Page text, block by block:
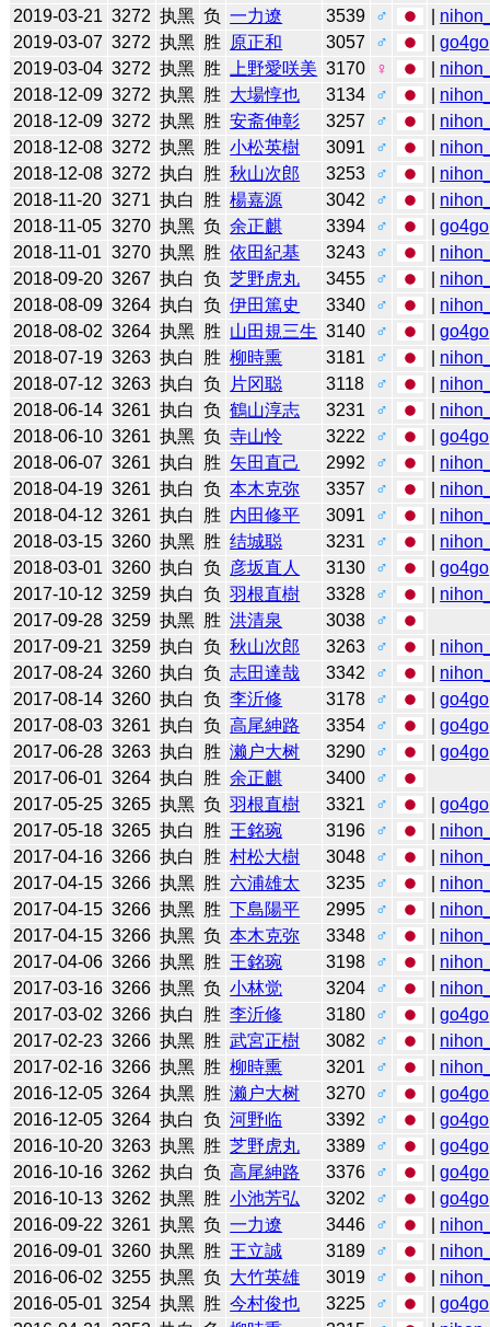
2019-03-21 3272 执黑 负 一力遼 3539 ♂
2019-03-07 3272 执黑 胜 原正和 3057 ♂ |go4go
2019-03-04 3272 执黑 胜 上野愛咲美 3170 ♀
2018-12-09 3272 执黑 胜 大場惇也 3134 ♂
2018-12-09 3272 执黑 胜 安斋伸彰 3257 ♂
2018-12-08 3272 执黑 胜 小松英樹 3091 ♂
2018-12-08 3272 执白 胜 秋山次郎 3253 ♂
2018-11-20 3271 执白 胜 楊嘉源 3042 ♂
2018-11-05 3270 执黑 负 余正麒 3394 ♂ |go4go
2018-11-01 3270 执黑 胜 依田紀基 3243 ♂
2018-09-20 3267 执白 负 芝野虎丸 3455 ♂
2018-08-09 3264 执白 负 伊田篤史 3340 ♂
2018-08-02 3264 执黑 胜 山田規三生 3140 ♂ |go4go
2018-07-19 3263 执白 胜 柳時熏 3181 ♂
2018-07-12 3263 执白 负 片冈聪 3118 ♂
2018-06-14 3261 执白 负 鶴山淳志 3231 ♂
2018-06-10 3261 执黑 负 寺山怜 3222 ♂ |go4go
2018-06-07 3261 执白 胜 矢田直己 2992 ♂
2018-04-19 3261 执白 负 本木克弥 3357 ♂
2018-04-12 3261 执白 胜 内田修平 3091 ♂
2018-03-15 3260 执黑 胜 结城聪 3231 ♂
2018-03-01 3260 执白 负 彦坂直人 3130 ♂ |go4go
2017-10-12 3259 执白 负 羽根直樹 3328 ♂
2017-09-28 3259 执黑 胜 洪清泉 3038
♂
2017-09-21 3259 执白 负 秋山次郎 3263 ♂
2017-08-24 3260 执白 负 志田達哉 3342 ♂
2017-08-14 3260 执白 负 李沂修 3178 ♂ |go4go
2017-08-03 3261 执白 负 高尾紳路 3354 ♂ |go4go
2017-06-28 3263 执白 胜 濑户大树 3290 ♂ |go4go
2017-06-01 3264 执白 胜 余正麒 3400
♂
2017-05-25 3265 执黑 负 羽根直樹 3321 ♂ |go4go
2017-05-18 3265 执白 胜 王銘琬 3196 ♂
2017-04-16 3266 执白 胜 村松大樹 3048 ♂
2017-04-15 3266 执黑 胜 六浦雄太 3235 ♂
2017-04-15 3266 执黑 胜 下島陽平 2995 ♂
2017-04-15 3266 执黑 负 本木克弥 3348 ♂
2017-04-06 3266 执黑 胜 王銘琬 3198 ♂
2017-03-16 3266 执黑 负 小林觉 3204 ♂
2017-03-02 3266 执白 胜 李沂修 3180 ♂ |go4go
2017-02-23 3266 执黑 胜 武宮正樹 3082 ♂
2017-02-16 3266 执黑 胜 柳時熏 3201 ♂
2016-12-05 3264 执黑 胜 濑户大树 3270 ♂ |go4go
2016-12-05 3264 执白 负 河野临 3392 ♂ |go4go
2016-10-20 3263 执黑 胜 芝野虎丸 3389 ♂ |go4go
2016-10-16 3262 执白 负 高尾紳路 3376 ♂ |go4go
2016-10-13 3262 执黑 胜 小池芳弘 3202 ♂ |go4go
2016-09-22 3261 执黑 负 一力遼 3446 ♂
2016-09-01 3260 执黑 胜 王立誠 3189 ♂
2016-06-02 3255 执黑 负 大竹英雄 3019 ♂
2016-05-01 3254 执黑 胜 今村俊也 3225 ♂ |go4go